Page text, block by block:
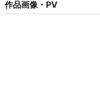
作品画像・PV